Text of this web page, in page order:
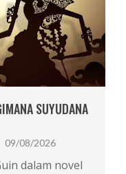
SUYUDANA
09/08/2026
dalam novel